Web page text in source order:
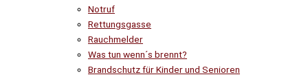
Notruf
Rettungsgasse
Rauchmelder
Was tun wenn´s brennt?
Brandschutz für Kinder und Senioren